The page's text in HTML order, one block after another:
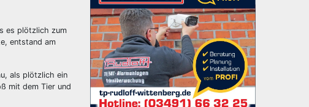
es plötzlich zum
entstand am
als plötzlich ein
mit dem Tier und